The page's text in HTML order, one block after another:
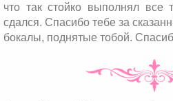
что так стойко выполнял все
сдался. Спасибо тебе за
бокалы, поднятые тобой.